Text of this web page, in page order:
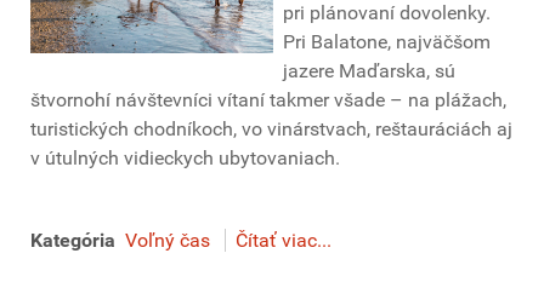
pri plánovaní dovolenky.
Pri Balatone, najväčšom
jazere Maďarska, sú
štvornohí návštevníci vítaní takmer všade – na plážach,
turistických chodníkoch, vo vinárstvach, reštauráciách aj
v útulných vidieckych ubytovaniach.
Kategória Voľný čas Čítať viac...